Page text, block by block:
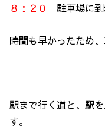
８：２０駐車場に
時間も早かったため
駅まで行く道と、駅
す。